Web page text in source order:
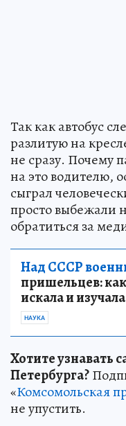
Так как автобус
разлитую на
не сразу. Почему
на это водителю,
сыграл
просто выбежали
обратиться за
Над СССР
пришельцев: как
искала и
НАУКА
Хотите узнавать
Петербурга?
«Комсомольская
не упустить.